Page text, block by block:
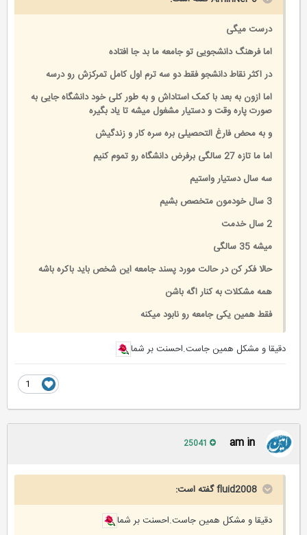
درست میگی
اما فرهنگ دانشجویی تو جامعه ما بد جا افتاده
در اکثر نقاط دانشجو فقط دو سه ترم اول کامل تمرکزش رو درسه
اما ازون به بعد با کمک استاداش و به طور کلی خود دانشگاه جایی به
صورت پاره وقت و دستیار مشغول میشه تا یاد بگیره
و به محض فارغ التحصیلی بره سره کار و زندگیش
اما ما تازه 27 سالگی برفرض دانشگاه رو تموم کنیم
سه سال دستیار واستیم
میشه 35 سالگی
حالا فکر کن در حالت مورد پسند جامعه این شخص باید باکره باشه
همه مشکلات به کنار اگه باشن
فقط همین یکی جامعه رو نابود میکنه
دقیقا و مشکل همین جاست.احسنت بر شما
am in
fluid2008 گفته است:
دقیقا و مشکل همین جاست.احسنت بر شما